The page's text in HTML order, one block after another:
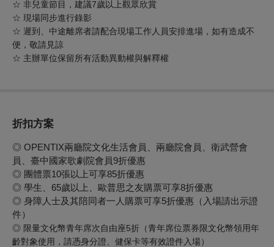
☆ 非兒童節目，建議7歲以上觀眾欣賞
☆ 現場同步進行錄影
☆ 遲到、中途離席者請配合現場工作人員安排進場，如有造成不
便，敬請見諒
☆ 主辦單位保留所有活動異動權與解釋權
折扣方案
◎ OPENTIX兩廳院文化生活會員、兩廳院會員、衛武營會
員、臺中國家歌劇院會員9折優惠
◎ 團體票10張以上可享85折優惠
◎ 學生、65歲以上、歐普思之友購票可享8折優惠
◎ 身障人士及其陪同者一人購票可享5折優惠（入場請出示證
件）
◎ 限量文化幣青年席次自由座5折（青年席位票券限文化幣領用年
齡對象使用，請憑身分證、健保卡等有效證件入場）